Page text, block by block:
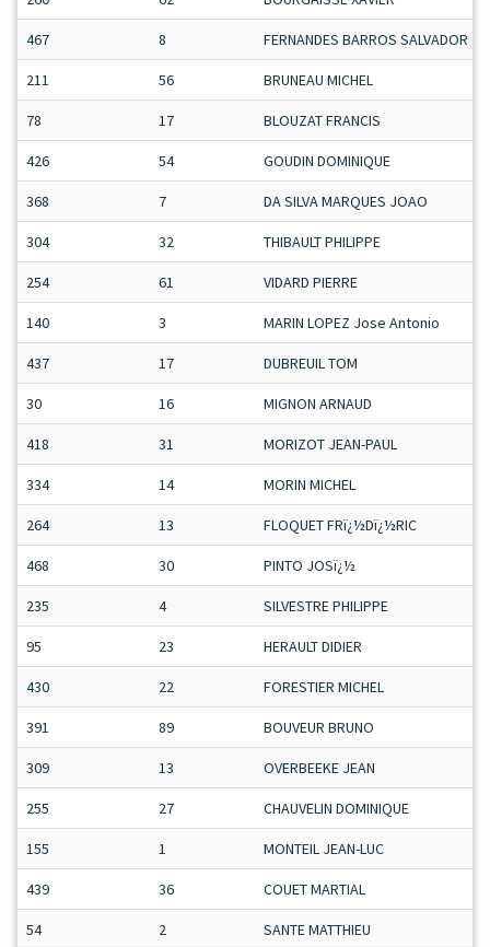
467 8 FERNANDES BARROS SALVADOR
211 56 BRUNEAU MICHEL
78 17 BLOUZAT FRANCIS
426 54 GOUDIN DOMINIQUE
368 7 DA SILVA MARQUES JOAO
304 32 THIBAULT PHILIPPE
254 61 VIDARD PIERRE
140 3 MARIN LOPEZ Jose Antonio
437 17 DUBREUIL TOM
30 16 MIGNON ARNAUD
418 31 MORIZOT JEAN-PAUL
334 14 MORIN MICHEL
264 13 FLOQUET FRï¿½Dï¿½RIC
468 30 PINTO JOSï¿½
235 4 SILVESTRE PHILIPPE
95 23 HERAULT DIDIER
430 22 FORESTIER MICHEL
391 89 BOUVEUR BRUNO
309 13 OVERBEEKE JEAN
255 27 CHAUVELIN DOMINIQUE
155 1 MONTEIL JEAN-LUC
439 36 COUET MARTIAL
54 2 SANTE MATTHIEU